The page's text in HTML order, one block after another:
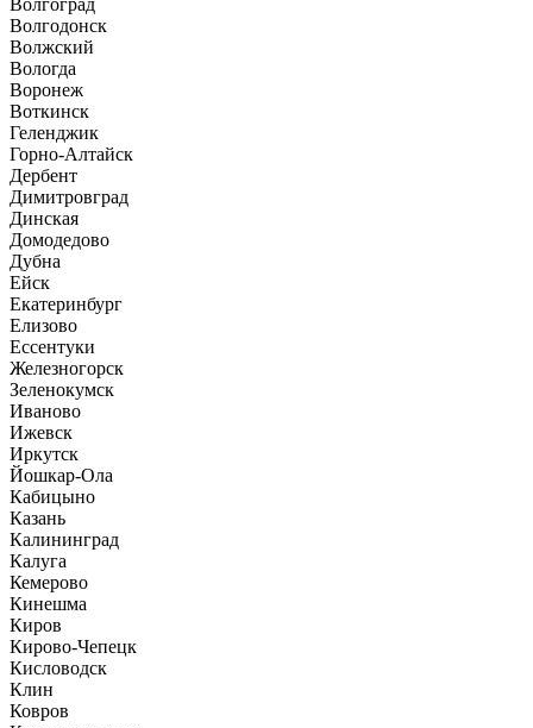
Волгоград
Волгодонск
Волжский
Вологда
Воронеж
Воткинск
Геленджик
Горно-Алтайск
Дербент
Димитровград
Динская
Домодедово
Дубна
Ейск
Екатеринбург
Елизово
Ессентуки
Железногорск
Зеленокумск
Иваново
Ижевск
Иркутск
Йошкар-Ола
Кабицыно
Казань
Калининград
Калуга
Кемерово
Кинешма
Киров
Кирово-Чепецк
Кисловодск
Клин
Ковров